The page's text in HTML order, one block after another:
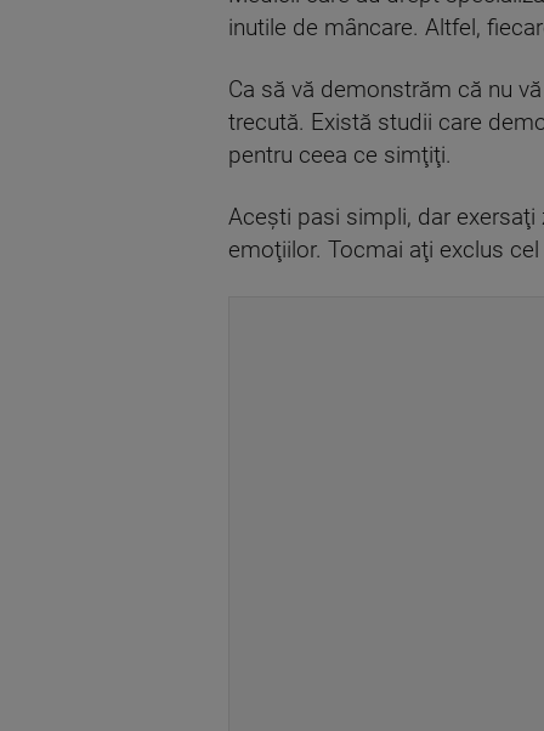
inutile de mâncare. Altfel,
Ca să vă demonstrăm că nu
trecută. Există studii care
pentru ceea ce simţiţi.
Aceşti pasi simpli, dar
emoţiilor. Tocmai aţi exclus